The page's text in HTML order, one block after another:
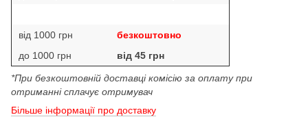
від 1000 грн
безкоштовно
до 1000 грн
від 45 грн
*При безкоштовній доставці комісію за оплату при
отриманні сплачує отримувач
Більше інформації про доставку